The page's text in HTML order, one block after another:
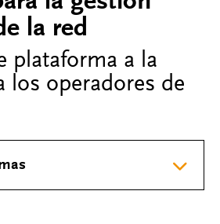
la red
plataforma a la
los operadores de